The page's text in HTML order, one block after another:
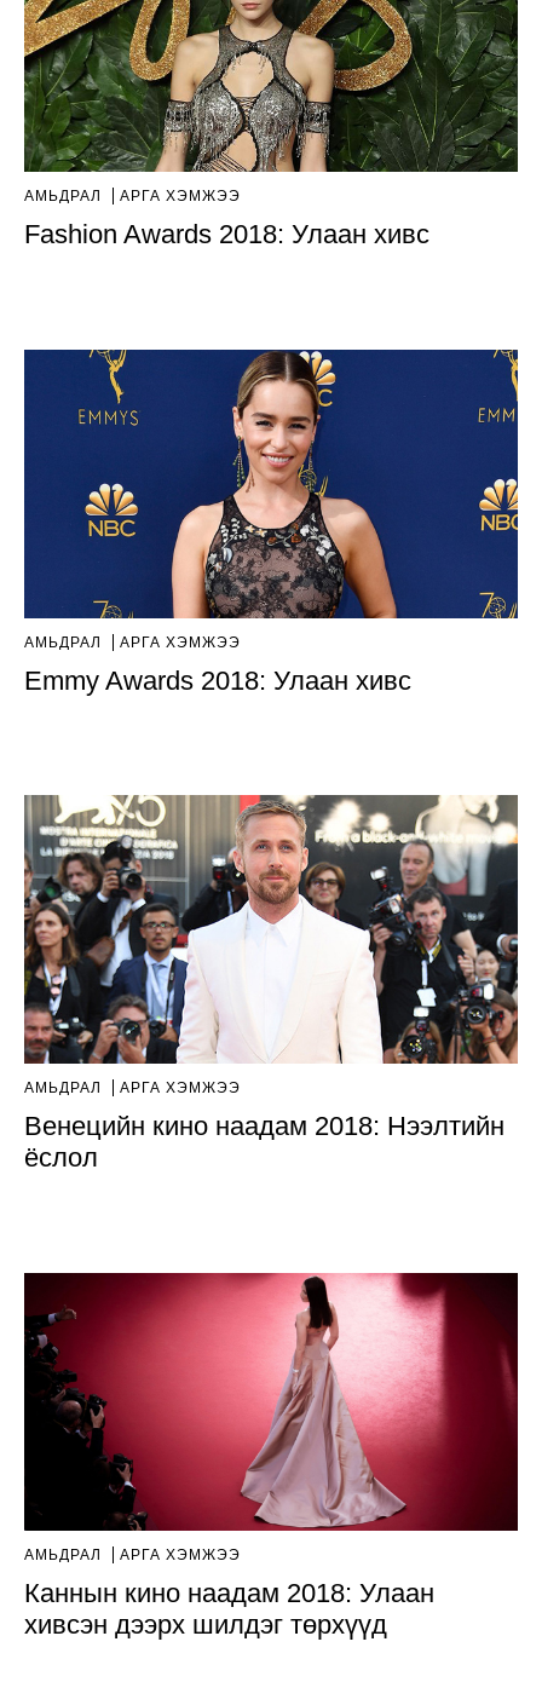
АМЬДРАЛ АРГА ХЭМЖЭЭ
Fashion Awards 2018: Улаан хивс
АМЬДРАЛ АРГА ХЭМЖЭЭ
Emmy Awards 2018: Улаан хивс
АМЬДРАЛ АРГА ХЭМЖЭЭ
Венецийн кино наадам 2018: Нээлтийн
ёслол
АМЬДРАЛ АРГА ХЭМЖЭЭ
Каннын кино наадам 2018: Улаан
хивсэн дээрх шилдэг төрхүүд